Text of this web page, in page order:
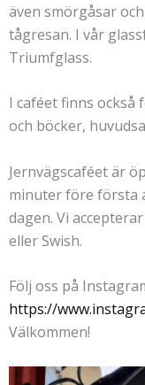
även smörgåsar
tågresan. I vår
Triumfglass.
I caféet finns också
och böcker,
Jernvägscaféet är
minuter före första
dagen. Vi
eller Swish.
Följ oss på
https://
Välkommen!